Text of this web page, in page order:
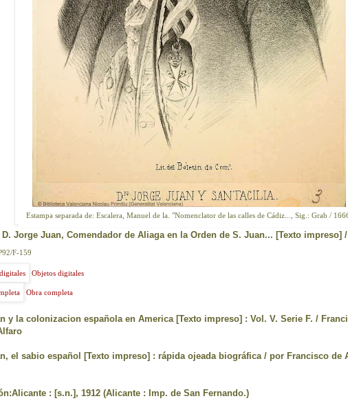
Estampa separada de: Escalera, Manuel de la. "Nomenclator de las calles de Cádiz..., Sig.: Grab /
Jorge Juan, Comendador de Aliaga en la Orden de S. Juan... [Texto impreso]
F-159
Objetos digitales
Obra completa
y la colonizacion española en America [Texto impreso] : Vol. V. Serie F. /
el sabio español [Texto impreso] : rápida ojeada biográfica / por Francisco de
: [s.n.], 1912 (Alicante : Imp. de San Fernando.)